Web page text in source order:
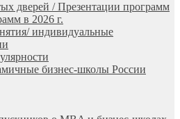
дверей / Презентации программ
в 2026 г.
индивидуальные
бизнес-школы России